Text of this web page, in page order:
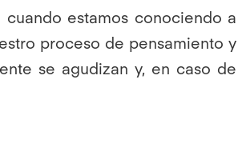
estamos conociendo a
proceso de pensamiento y
se agudizan y, en caso de